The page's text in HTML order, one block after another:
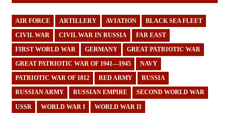
AIR FORCE ARTILLERY AVIATION BLACK SEA FLEET
CIVIL WAR CIVIL WAR IN RUSSIA FAR EAST
FIRST WORLD WAR GERMANY GREAT PATRIOTIC WAR
GREAT PATRIOTIC WAR OF 1941—1945 NAVY
PATRIOTIC WAR OF 1812 RED ARMY RUSSIA
RUSSIAN ARMY RUSSIAN EMPIRE SECOND WORLD WAR
USSR WORLD WAR I WORLD WAR II